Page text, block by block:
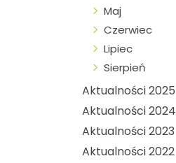
Maj
Czerwiec
Lipiec
Sierpień
Aktualności 2025
Aktualności 2024
Aktualności 2023
Aktualności 2022